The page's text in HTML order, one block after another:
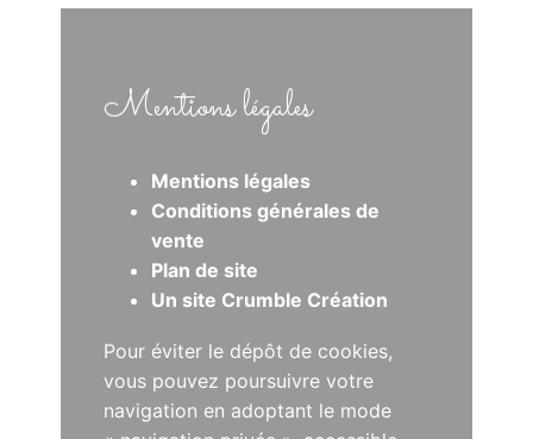
Mentions légales
Mentions légales
Conditions générales de
vente
Plan de site
Un site Crumble Création
Pour éviter le dépôt de cookies,
vous pouvez poursuivre votre
navigation en adoptant le mode